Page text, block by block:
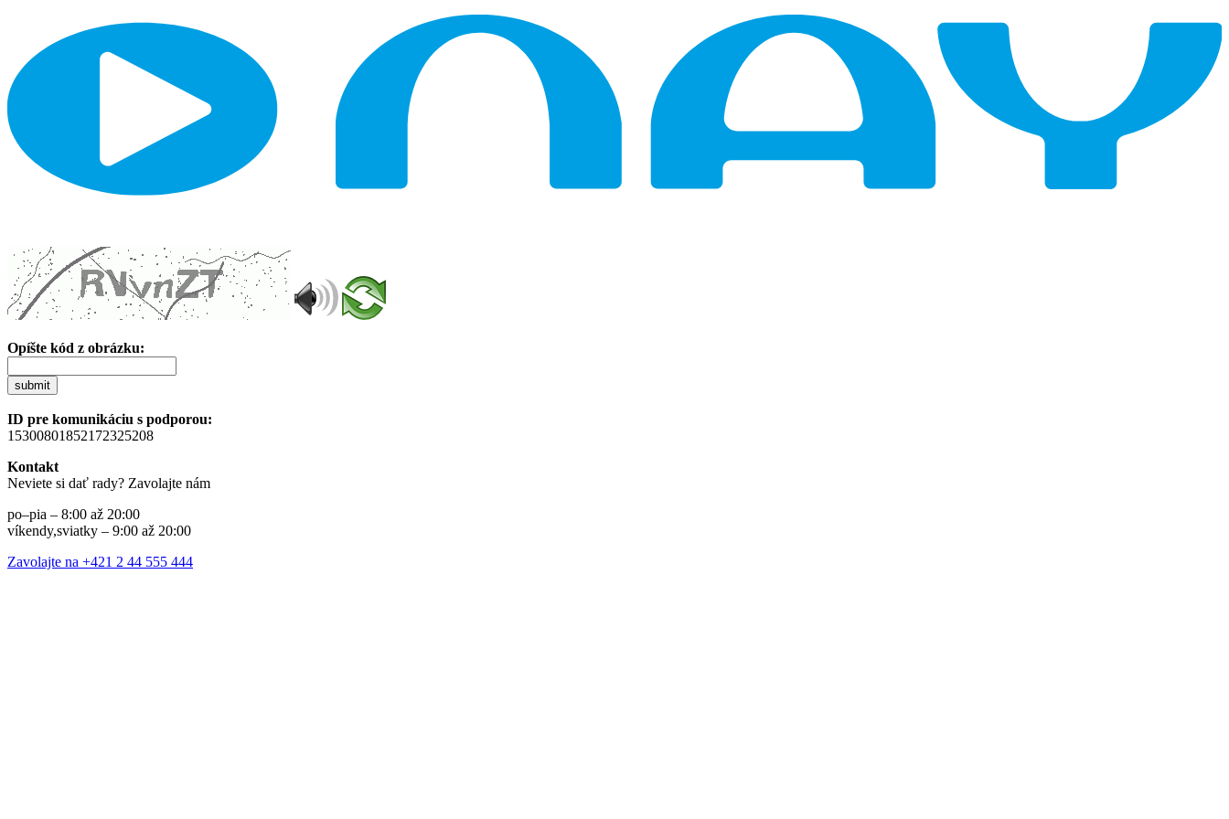
Opíšte kód z obrázku:
submit
ID pre komunikáciu s podporou:
15300801852172325208
Kontakt
Neviete si dať rady? Zavolajte nám
po–pia – 8:00 až 20:00
víkendy,sviatky – 9:00 až 20:00
Zavolajte na +421 2 44 555 444